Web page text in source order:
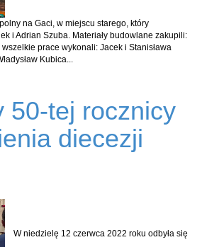
na Gaci, w miejscu starego, który
i Adrian Szuba. Materiały budowlane zakupili:
prace wykonali: Jacek i Stanisława
Kubica...
50-tej rocznicy
diecezji
W niedzielę 12 czerwca 2022 roku odbyła się